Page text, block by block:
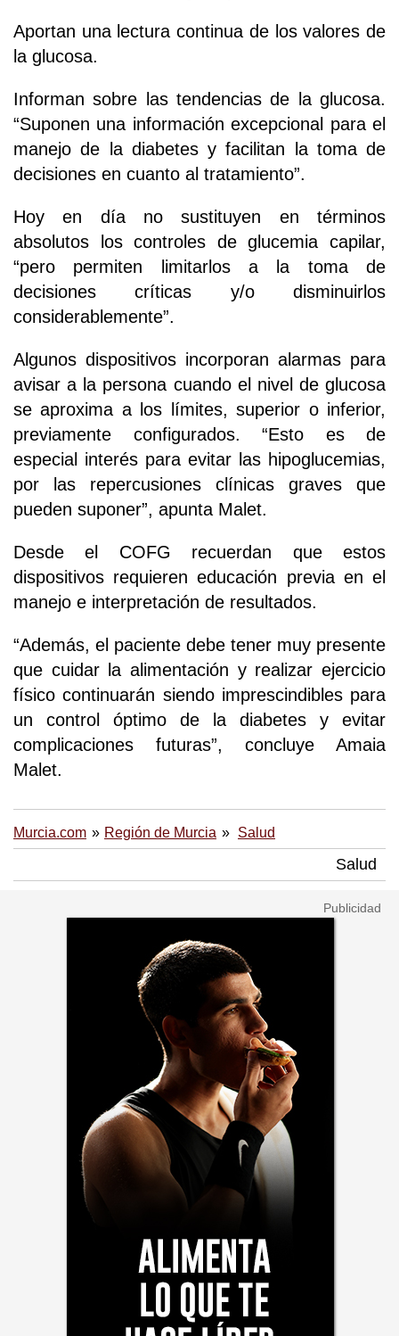
Aportan una lectura continua de los valores de
la glucosa.
Informan sobre las tendencias de la glucosa.
“Suponen una información excepcional para el
manejo de la diabetes y facilitan la toma de
decisiones en cuanto al tratamiento”.
Hoy en día no sustituyen en términos
absolutos los controles de glucemia capilar,
“pero permiten limitarlos a la toma de
decisiones críticas y/o disminuirlos
considerablemente”.
Algunos dispositivos incorporan alarmas para
avisar a la persona cuando el nivel de glucosa
se aproxima a los límites, superior o inferior,
previamente configurados. “Esto es de
especial interés para evitar las hipoglucemias,
por las repercusiones clínicas graves que
pueden suponer”, apunta Malet.
Desde el COFG recuerdan que estos
dispositivos requieren educación previa en el
manejo e interpretación de resultados.
“Además, el paciente debe tener muy presente
que cuidar la alimentación y realizar ejercicio
físico continuarán siendo imprescindibles para
un control óptimo de la diabetes y evitar
complicaciones futuras”, concluye Amaia
Malet.
Murcia.com Región de Murcia Salud
Salud